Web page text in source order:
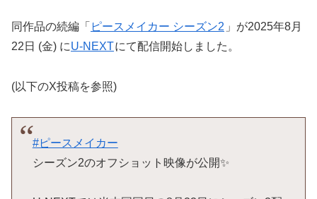
同作品の続編「 ピースメイカー シーズン2 」が2025年8月
22日 (金) にU-NEXTにて配信開始しました。
(以下のX投稿を参照)
#ピースメイカー
シーズン2のオフショット映像が公開✨